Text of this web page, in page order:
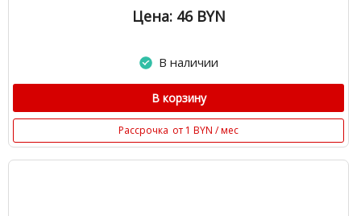
Цена: 46 BYN
В наличии
В корзину
Рассрочка от 1 BYN / мес